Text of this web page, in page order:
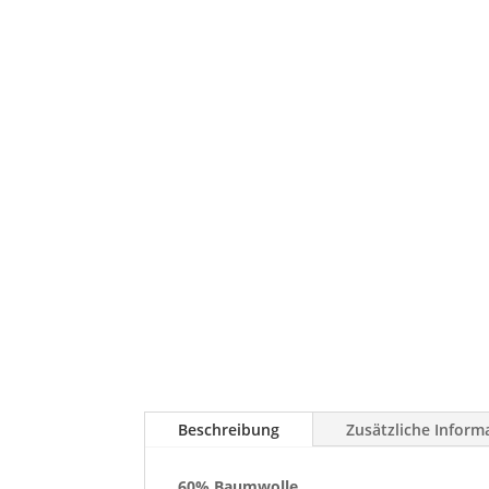
Beschreibung Zusätzliche